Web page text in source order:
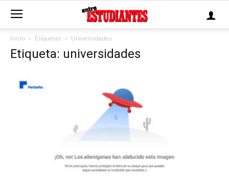
Inicio Etiquetas Universidades
Etiqueta: universidades